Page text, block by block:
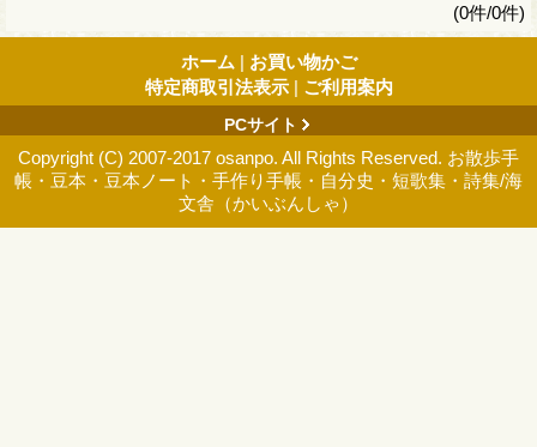
(0件/0件)
ホーム | お買い物かご
特定商取引法表示 | ご利用案内
PCサイト
Copyright (C) 2007-2017 osanpo. All Rights Reserved. お散歩手
帳・豆本・豆本ノート・手作り手帳・自分史・短歌集・詩集/海
文舎（かいぶんしゃ）